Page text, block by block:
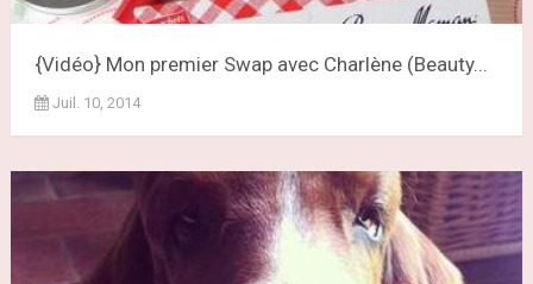
{Vidéo} Mon premier Swap avec Charlène (Beauty...
Juil. 10, 2014